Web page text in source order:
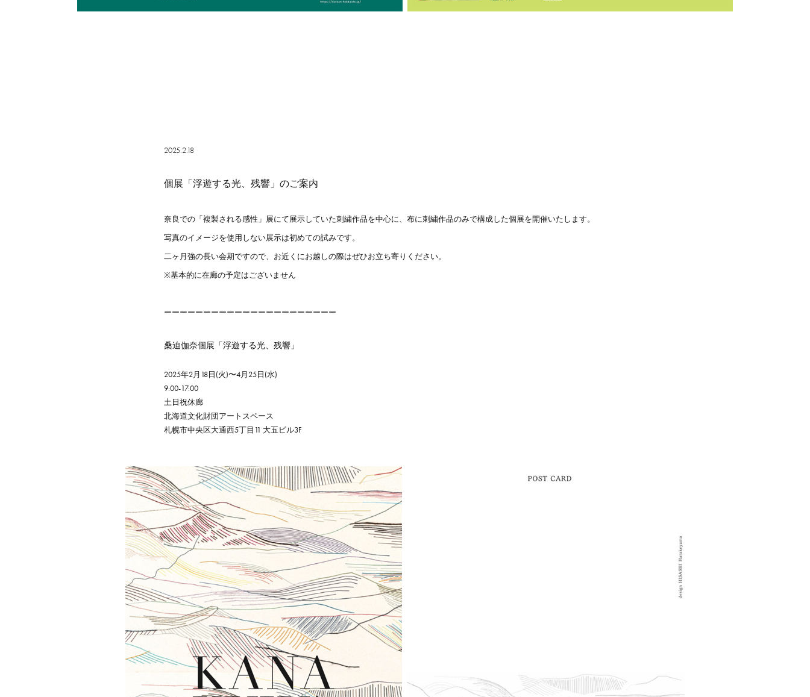
2025.2.18
個展「浮遊する光、残響」のご案内
奈良での「複製される感性」展にて展示していた刺繍作品を中心に、布に刺繍作品のみで構成した個展を開催いたします。
写真のイメージを使用しない展示は初めての試みです。
二ヶ月強の長い会期ですので、お近くにお越しの際はぜひお立ち寄りください。
※基本的に在廊の予定はございません
ーーーーーーーーーーーーーーーーーーーーーー
桑迫伽奈個展「浮遊する光、残響」
2025年2月18日(火)〜4月25日(水)
9:00-17:00
土日祝休廊
北海道文化財団アートスペース
札幌市中央区大通西5丁目11 大五ビル3F